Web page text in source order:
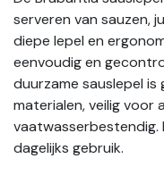
serveren van sauzen,
diepe lepel en
eenvoudig en
duurzame sauslepel
materialen, veilig voor
vaatwasserbestendig.
dagelijks gebruik.